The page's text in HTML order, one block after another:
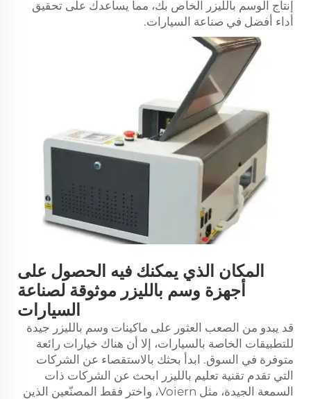
إنتاج الوسم بالليزر الخاص بك، مما يساعدك على تحقيق
أداء أفضل في صناعة السيارات.
المكان الذي يمكنك فيه الحصول على
أجهزة وسم بالليزر موثوقة لصناعة
السيارات
قد يبدو من الصعب العثور على ماكينات وسم بالليزر جيدة
للتطبيقات الخاصة بالسيارات، إلا أن هناك خيارات رائعة
متوفرة في السوق. ابدأ بحثك بالاستقصاء عن الشركات
التي تقدم تقنية تعليم بالليزر ابحث عن الشركات ذات
السمعة الجيدة، مثل Voiern، واختر فقط المصنّعين الذين